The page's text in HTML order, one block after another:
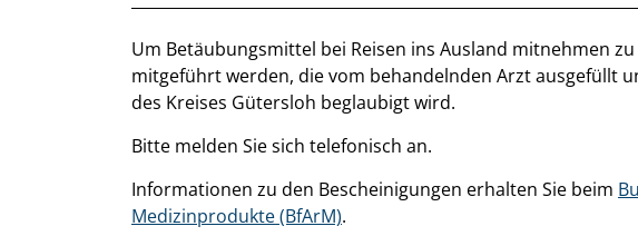
Kurzbeschreibung
Beschreibung
Um Betäubungsmittel bei Reisen ins Ausland mitnehmen
mitgeführt werden, die vom behandelnden Arzt ausgefüllt
des Kreises Gütersloh beglaubigt wird.
Bitte melden Sie sich telefonisch an.
Informationen zu den Bescheinigungen erhalten Sie beim
Medizinprodukte (BfArM).